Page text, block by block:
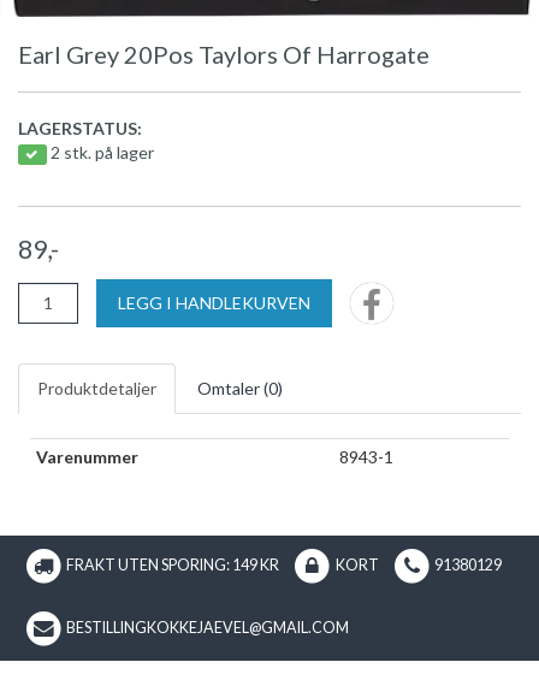
Earl Grey 20Pos Taylors Of Harrogate
LAGERSTATUS:
2 stk. på lager
89,-
LEGG I HANDLEKURVEN
Produktdetaljer Omtaler (0)
Varenummer 8943-1
FRAKT UTEN SPORING: 149 KR KORT 91380129
BESTILLINGKOKKEJAEVEL@GMAIL.COM